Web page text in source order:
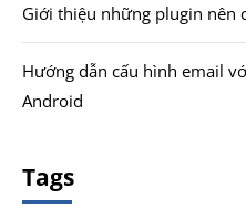
Giới thiệu những plugin nên
Hướng dẫn cấu hình email
Android
Tags